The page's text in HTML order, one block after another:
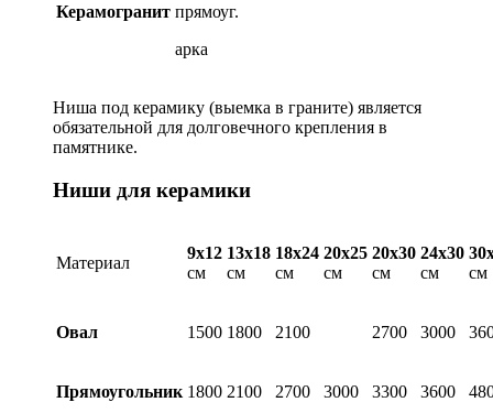
Керамогранит прямоуг.
арка
Ниша под керамику (выемка в граните) является
обязательной для долговечного крепления в
памятнике.
Ниши для керамики
Материал
9х12
см
13х18
см
18х24
см
20х25
см
20х30
см
24х30
см
см
Овал 1500 1800 2100 2700 3000
Прямоугольник 1800 2100 2700 3000 3300 3600